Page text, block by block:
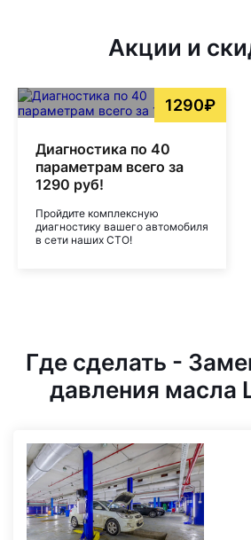
Акции и
1290₽
Диагностика по 40
параметрам всего за
1290 руб!
Пройдите комплексную
диагностику вашего автомобиля
в сети наших СТО!
Где сделать -
давления масла